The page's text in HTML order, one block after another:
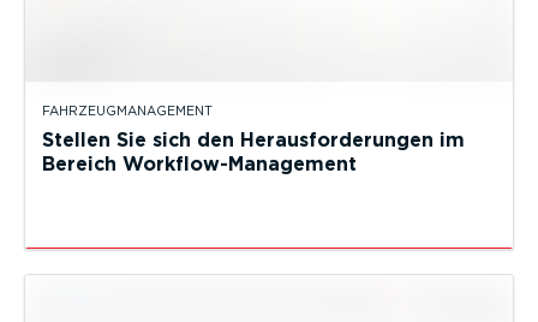
FAHRZEUGMANAGEMENT
Stellen Sie sich den Herausforderungen im
Bereich Workflow-Management